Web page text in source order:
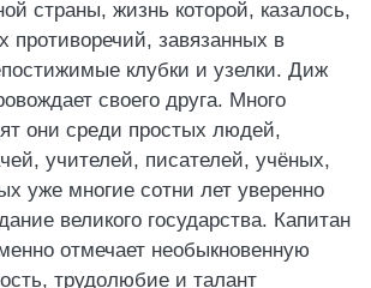
страны, жизнь которой, казалось,
противоречий, завязанных в
клубки и узелки. Диж
своего друга. Много
они среди простых людей,
учителей, писателей, учёных,
уже многие сотни лет уверенно
великого государства. Капитан
отмечает необыкновенную
трудолюбие и талант